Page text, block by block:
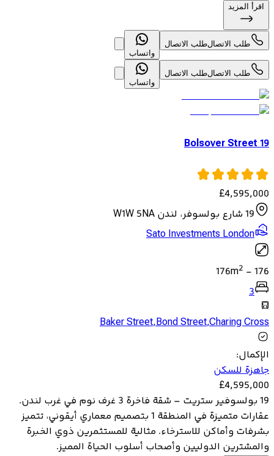
اقرأ المزيد
طلب الاتصالطلب الاتصال
واتساب
طلب الاتصالطلب الاتصال
واتساب
19 Bolsover Street
£4,595,000
19 شارع بولسوفر، لندن W1W 5NA
Sato Investments London
176
-
176m2
3
Baker Street,Bond Street,Charing Cross
الإكمال:
جاهزة للسكن
£4,595,000
19 بولسوفير ستريت – شقة فاخرة 3 غرف نوم في غرب لندن.
عقارات متميزة في المنطقة 1 بتصميم معماري أيقوني، تتميز
بشرفات وأماكن للاسترخاء. مثالية للمستثمرين ذوي الخبرة
والمشترين الدوليين وأصحاب أسلوب الحياة المميز.